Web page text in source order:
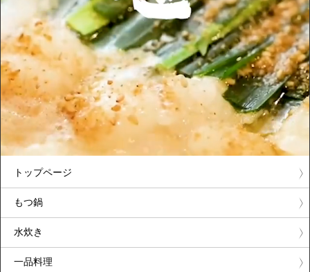
トップページ
もつ鍋
水炊き
一品料理